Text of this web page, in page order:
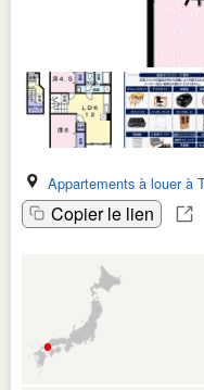
Appartements à louer à
Copier le lien